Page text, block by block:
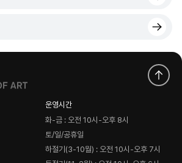
운영시간
화-금 : 오전 10시-오후 8시
토/일/공휴일
하절기(3-10월) : 오전 10시-오후 7시